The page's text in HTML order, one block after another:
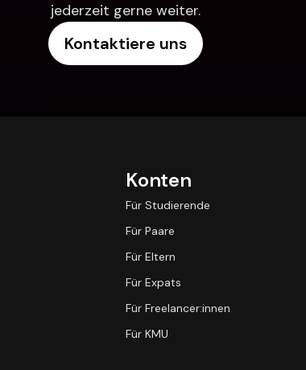
jederzeit gerne weiter.
Kontaktiere uns
Konten
Für Studierende
Für Paare
Für Eltern
Für Expats
Für Freelancer:innen
Für KMU